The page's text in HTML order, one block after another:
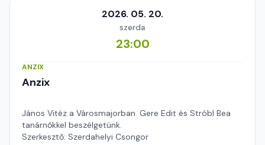
2026. 05. 20.
szerda
23:00
ANZIX
Anzix
János Vitéz a Városmajorban. Gere Edit és Stróbl Bea
tanárnőkkel beszélgetünk.
Szerkesztő: Szerdahelyi Csongor